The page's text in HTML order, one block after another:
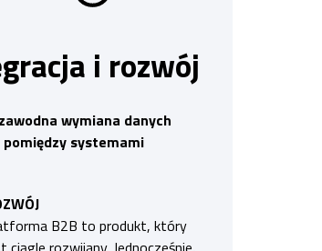
i rozwój
wymiana danych
pomiędzy systemami
B2B to produkt, który